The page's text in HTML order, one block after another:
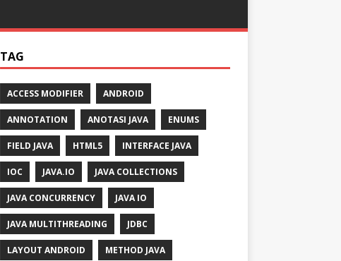
TAG
ACCESS MODIFIER ANDROID
ANNOTATION ANOTASI JAVA ENUMS
FIELD JAVA HTML5 INTERFACE JAVA
IOC JAVA.IO JAVA COLLECTIONS
JAVA CONCURRENCY JAVA IO
JAVA MULTITHREADING JDBC
LAYOUT ANDROID METHOD JAVA